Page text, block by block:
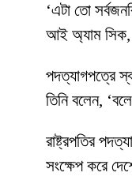
‘এটা তো
আই অ্যাম
পদত্যাগপত্রে
তিনি বলেন,
রাষ্ট্রপতির
সংক্ষেপ করে